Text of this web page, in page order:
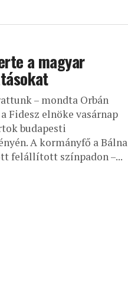
a magyar
– mondta Orbán
elnöke vasárnap
budapesti
A kormányfő a Bálna
felállított színpadon –...